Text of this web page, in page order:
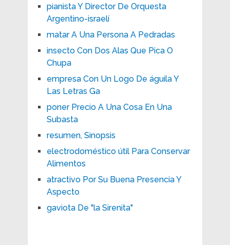
pianista Y Director De Orquesta
Argentino-israelí
matar A Una Persona A Pedradas
insecto Con Dos Alas Que Pica O
Chupa
empresa Con Un Logo De águila Y
Las Letras Ga
poner Precio A Una Cosa En Una
Subasta
resumen, Sinopsis
electrodoméstico útil Para Conservar
Alimentos
atractivo Por Su Buena Presencia Y
Aspecto
gaviota De "la Sirenita"